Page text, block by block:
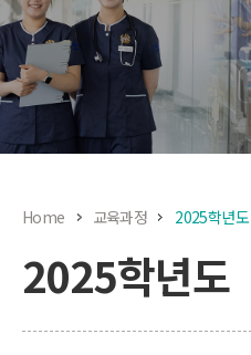
Home 교육과정 2025학년도
2025학년도